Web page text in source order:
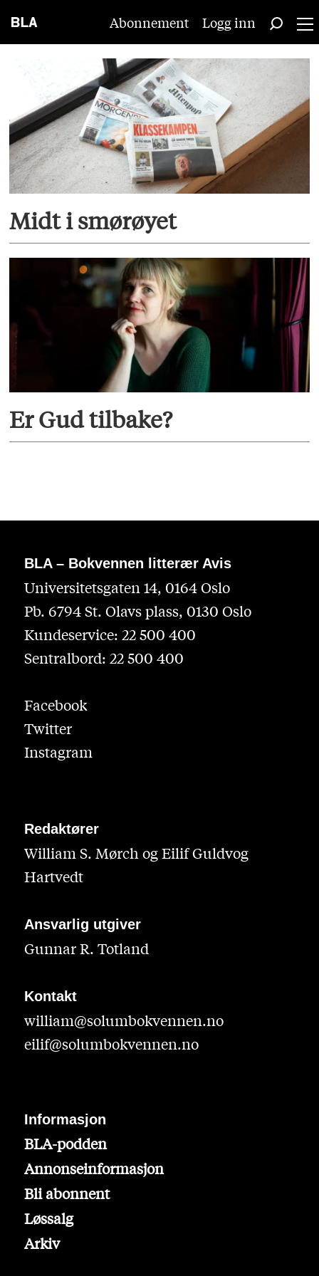
Abonnement Logg inn
Tag:
tom
egil
hverven
Midt i smørøyet
Er Gud tilbake?
BLA – Bokvennen litterær Avis
Universitetsgaten 14, 0164 Oslo
Pb. 6794 St. Olavs plass, 0130 Oslo
Kundeservice: 22 500 400
Sentralbord: 22 500 400
Facebook
Twitter
Instagram
Redaktører
William S. Mørch og Eilif Guldvog
Hartvedt
Ansvarlig utgiver
Gunnar R. Totland
Kontakt
william@solumbokvennen.no
eilif@solumbokvennen.no
Informasjon
BLA-podden
Annonseinformasjon
Bli abonnent
Løssalg
Arkiv